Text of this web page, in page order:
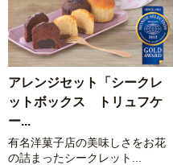
アレンジセット「シークレ
ットボックス トリュフケ
ー...
有名洋菓子店の美味しさをお花
の詰まったシークレット...